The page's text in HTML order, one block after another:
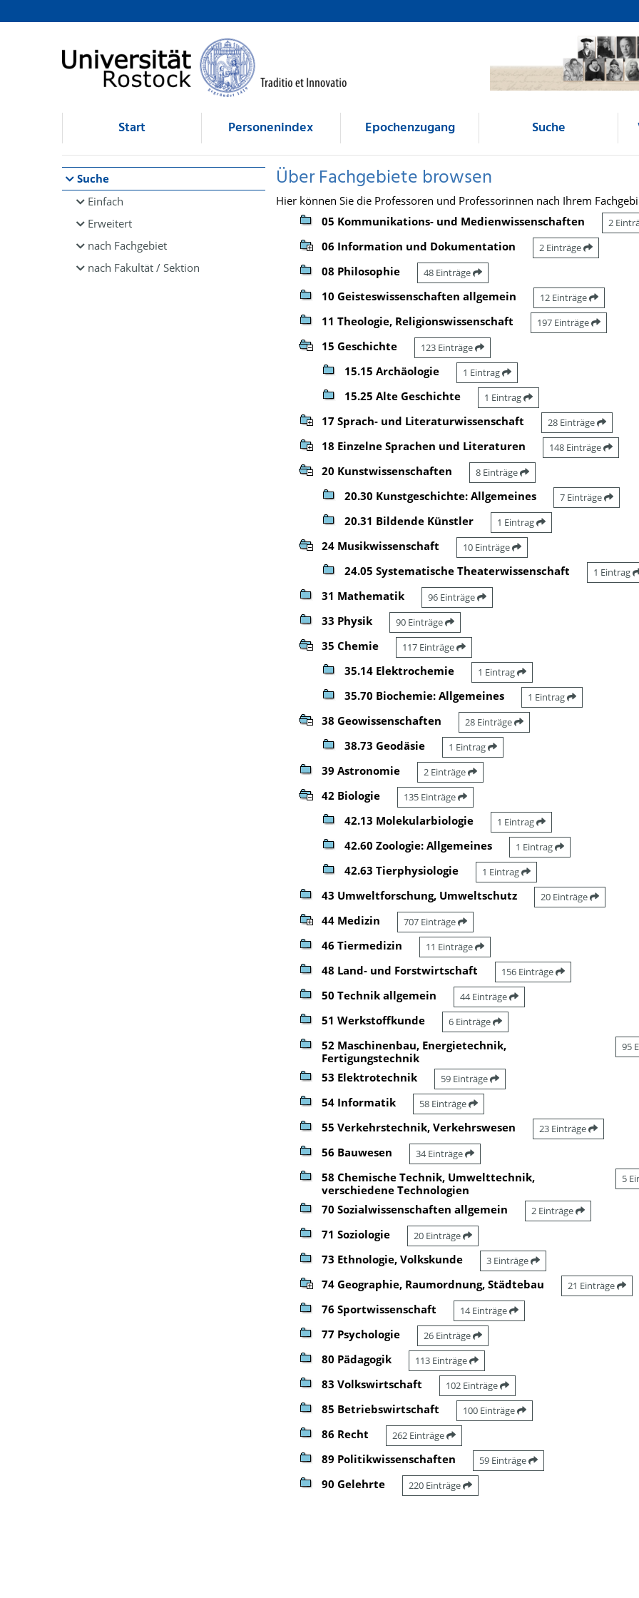
Browsen
direkt zum Inhalt
Start Personenindex Epochenzugang Suche
Suche
Einfach
Erweitert
nach Fachgebiet
nach Fakultät / Sektion
Über Fachgebiete browsen
Hier können Sie die Professoren und Professorinnen nach Ihrem
05 Kommunikations- und Medienwissenschaften
2
06 Information und Dokumentation 2 Einträge
08 Philosophie 48 Einträge
10 Geisteswissenschaften allgemein 12 Einträge
11 Theologie, Religionswissenschaft 197 Einträge
15 Geschichte 123 Einträge
15.15 Archäologie 1 Eintrag
15.25 Alte Geschichte 1 Eintrag
17 Sprach- und Literaturwissenschaft 28 Einträge
18 Einzelne Sprachen und Literaturen 148 Einträge
20 Kunstwissenschaften 8 Einträge
20.30 Kunstgeschichte: Allgemeines 7 Einträge
20.31 Bildende Künstler 1 Eintrag
24 Musikwissenschaft 10 Einträge
24.05 Systematische Theaterwissenschaft 1 Eintrag
31 Mathematik 96 Einträge
33 Physik 90 Einträge
35 Chemie 117 Einträge
35.14 Elektrochemie 1 Eintrag
35.70 Biochemie: Allgemeines 1 Eintrag
38 Geowissenschaften 28 Einträge
38.73 Geodäsie 1 Eintrag
39 Astronomie 2 Einträge
42 Biologie 135 Einträge
42.13 Molekularbiologie 1 Eintrag
42.60 Zoologie: Allgemeines 1 Eintrag
42.63 Tierphysiologie 1 Eintrag
43 Umweltforschung, Umweltschutz 20 Einträge
44 Medizin 707 Einträge
46 Tiermedizin 11 Einträge
48 Land- und Forstwirtschaft 156 Einträge
50 Technik allgemein 44 Einträge
51 Werkstoffkunde 6 Einträge
52 Maschinenbau, Energietechnik,
Fertigungstechnik
95
53 Elektrotechnik 59 Einträge
54 Informatik 58 Einträge
55 Verkehrstechnik, Verkehrswesen 23 Einträge
56 Bauwesen 34 Einträge
58 Chemische Technik, Umwelttechnik,
verschiedene Technologien
5
70 Sozialwissenschaften allgemein 2 Einträge
71 Soziologie 20 Einträge
73 Ethnologie, Volkskunde 3 Einträge
74 Geographie, Raumordnung, Städtebau 21 Einträge
76 Sportwissenschaft 14 Einträge
77 Psychologie 26 Einträge
80 Pädagogik 113 Einträge
83 Volkswirtschaft 102 Einträge
85 Betriebswirtschaft 100 Einträge
86 Recht 262 Einträge
89 Politikwissenschaften 59 Einträge
90 Gelehrte 220 Einträge